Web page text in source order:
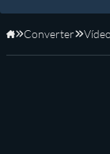
Início
Converter